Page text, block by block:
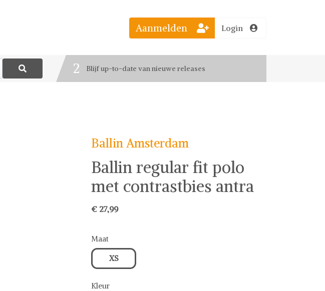
Bestel jouw favoriete looks
2 Blijf up-to-date van nieuwe releases
Aanmelden Login
Ballin Amsterdam
Ballin regular fit polo
met contrastbies antra
€ 27,99
Maat
XS
Kleur